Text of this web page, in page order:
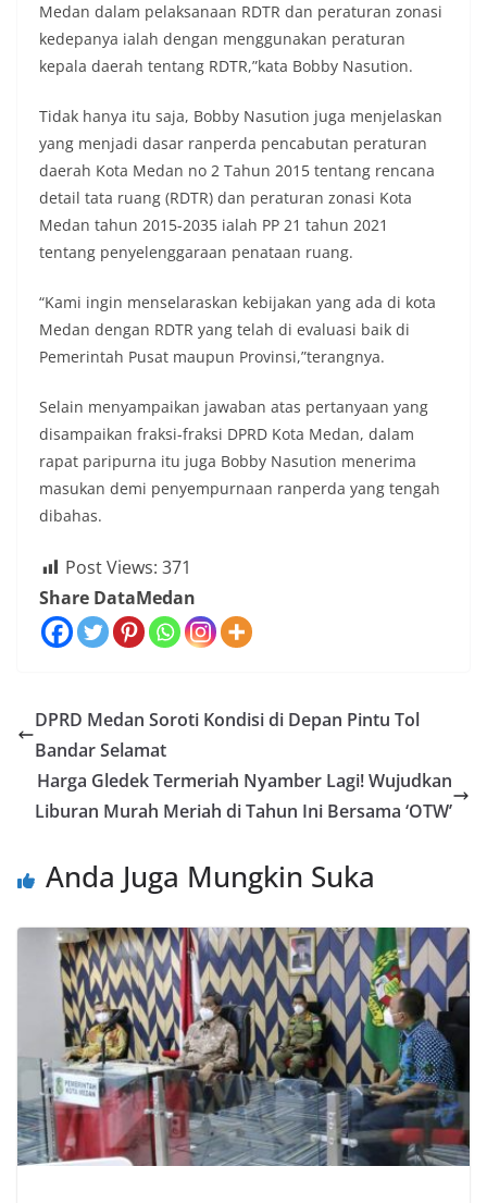
Medan dalam pelaksanaan RDTR dan peraturan zonasi
kedepanya ialah dengan menggunakan peraturan
kepala daerah tentang RDTR,”kata Bobby Nasution.
Tidak hanya itu saja, Bobby Nasution juga menjelaskan
yang menjadi dasar ranperda pencabutan peraturan
daerah Kota Medan no 2 Tahun 2015 tentang rencana
detail tata ruang (RDTR) dan peraturan zonasi Kota
Medan tahun 2015-2035 ialah PP 21 tahun 2021
tentang penyelenggaraan penataan ruang.
“Kami ingin menselaraskan kebijakan yang ada di kota
Medan dengan RDTR yang telah di evaluasi baik di
Pemerintah Pusat maupun Provinsi,”terangnya.
Selain menyampaikan jawaban atas pertanyaan yang
disampaikan fraksi-fraksi DPRD Kota Medan, dalam
rapat paripurna itu juga Bobby Nasution menerima
masukan demi penyempurnaan ranperda yang tengah
dibahas.
Post Views: 371
Share DataMedan
DPRD Medan Soroti Kondisi di Depan Pintu Tol
Bandar Selamat
Harga Gledek Termeriah Nyamber Lagi! Wujudkan
Liburan Murah Meriah di Tahun Ini Bersama ‘OTW’
Anda Juga Mungkin Suka